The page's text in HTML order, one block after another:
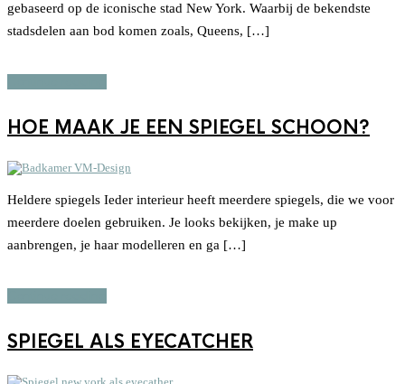
gebaseerd op de iconische stad New York. Waarbij de bekendste
stadsdelen aan bod komen zoals, Queens, […]
HOE MAAK JE EEN SPIEGEL SCHOON?
Heldere spiegels Ieder interieur heeft meerdere spiegels, die we voor
meerdere doelen gebruiken. Je looks bekijken, je make up
aanbrengen, je haar modelleren en ga […]
SPIEGEL ALS EYECATCHER